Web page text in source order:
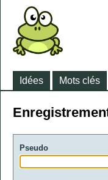
Idées Mots clés
Pseudo